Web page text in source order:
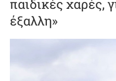
παιδικές χαρές,
έξαλλη»